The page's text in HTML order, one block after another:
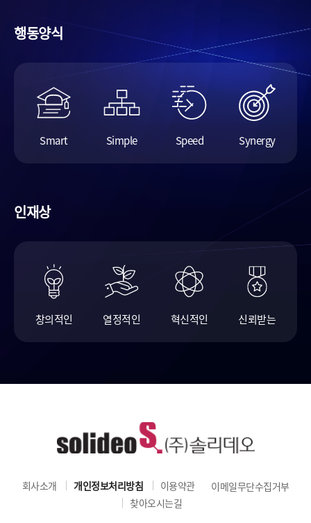
행동양식
Smart Simple Speed Synergy
인재상
창의적인 열정적인 혁신적인 신뢰받는
회사소개 개인정보처리방침 이용약관
이메일무단수집거부
찾아오시는길